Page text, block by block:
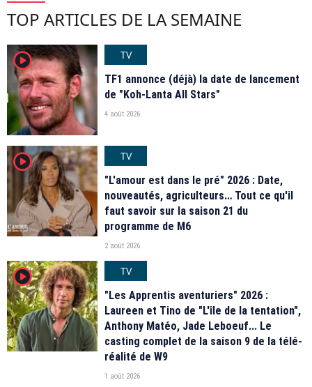
TOP ARTICLES DE LA SEMAINE
player2
TV
TF1 annonce (déjà) la date de lancement
de "Koh-Lanta All Stars"
4 août 2026
player2
TV
"L'amour est dans le pré" 2026 : Date,
nouveautés, agriculteurs… Tout ce qu'il
faut savoir sur la saison 21 du
programme de M6
2 août 2026
player2
TV
"Les Apprentis aventuriers" 2026 :
Laureen et Tino de "L'île de la tentation",
Anthony Matéo, Jade Leboeuf... Le
casting complet de la saison 9 de la télé-
réalité de W9
1 août 2026